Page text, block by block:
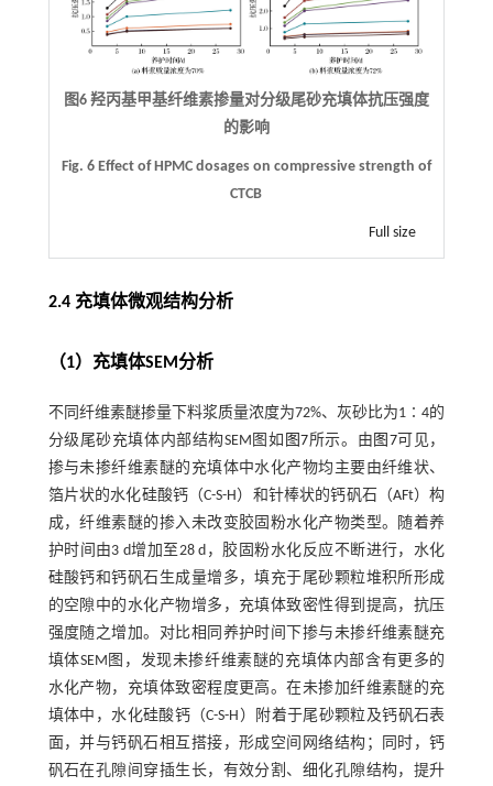
图6 羟丙基甲基纤维素掺量对分级尾砂充填体抗压强度
的影响
Fig. 6 Effect of HPMC dosages on compressive strength of
CTCB
Full size
2.4 充填体微观结构分析
（1）充填体SEM分析
不同纤维素醚掺量下料浆质量浓度为72%、灰砂比为1∶4的
分级尾砂充填体内部结构SEM图如 图7所示。由 图7可见，
掺与未掺纤维素醚的充填体中水化产物均主要由纤维状、
箔片状的水化硅酸钙（C-S-H）和针棒状的钙矾石（AFt）构
成，纤维素醚的掺入未改变胶固粉水化产物类型。随着养
护时间由3 d增加至28 d，胶固粉水化反应不断进行，水化
硅酸钙和钙矾石生成量增多，填充于尾砂颗粒堆积所形成
的空隙中的水化产物增多，充填体致密性得到提高，抗压
强度随之增加。对比相同养护时间下掺与未掺纤维素醚充
填体SEM图，发现未掺纤维素醚的充填体内部含有更多的
水化产物，充填体致密程度更高。在未掺加纤维素醚的充
填体中，水化硅酸钙（C-S-H）附着于尾砂颗粒及钙矾石表
面，并与钙矾石相互搭接，形成空间网络结构；同时，钙
矾石在孔隙间穿插生长，有效分割、细化孔隙结构，提升